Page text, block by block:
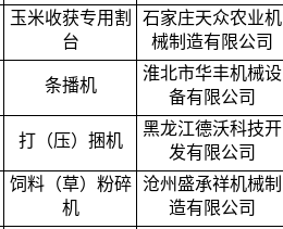
玉米收获专用割
台
石家庄天众农业机
械制造有限公司
条播机
淮北市华丰机械设
备有限公司
打（压）捆机
黑龙江德沃科技开
发有限公司
饲料（草）粉碎
机
沧州盛承祥机械制
造有限公司